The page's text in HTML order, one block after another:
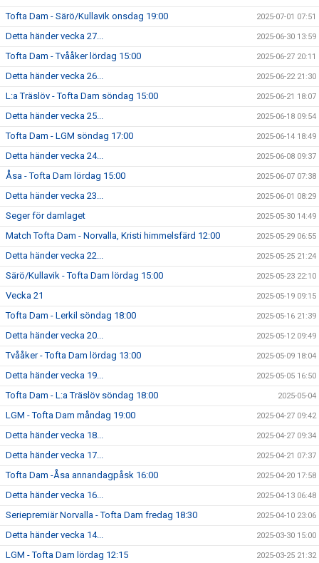
Tofta Dam - Särö/Kullavik onsdag 19:00 2025-07-01 07:51
Detta händer vecka 27... 2025-06-30 13:59
Tofta Dam - Tvååker lördag 15:00 2025-06-27 20:11
Detta händer vecka 26... 2025-06-22 21:30
L:a Träslöv - Tofta Dam söndag 15:00 2025-06-21 18:07
Detta händer vecka 25... 2025-06-18 09:54
Tofta Dam - LGM söndag 17:00 2025-06-14 18:49
Detta händer vecka 24... 2025-06-08 09:37
Åsa - Tofta Dam lördag 15:00 2025-06-07 07:38
Detta händer vecka 23... 2025-06-01 08:29
Seger för damlaget 2025-05-30 14:49
Match Tofta Dam - Norvalla, Kristi himmelsfärd 12:00 2025-05-29 06:55
Detta händer vecka 22... 2025-05-25 21:24
Särö/Kullavik - Tofta Dam lördag 15:00 2025-05-23 22:10
Vecka 21 2025-05-19 09:15
Tofta Dam - Lerkil söndag 18:00 2025-05-16 21:39
Detta händer vecka 20... 2025-05-12 09:49
Tvååker - Tofta Dam lördag 13:00 2025-05-09 18:04
Detta händer vecka 19... 2025-05-05 16:50
Tofta Dam - L:a Träslöv söndag 18:00 2025-05-04
LGM - Tofta Dam måndag 19:00 2025-04-27 09:42
Detta händer vecka 18... 2025-04-27 09:34
Detta händer vecka 17... 2025-04-21 07:37
Tofta Dam -Åsa annandagpåsk 16:00 2025-04-20 17:58
Detta händer vecka 16... 2025-04-13 06:48
Seriepremiär Norvalla - Tofta Dam fredag 18:30 2025-04-10 23:06
Detta händer vecka 14... 2025-03-30 15:00
LGM - Tofta Dam lördag 12:15 2025-03-25 21:32